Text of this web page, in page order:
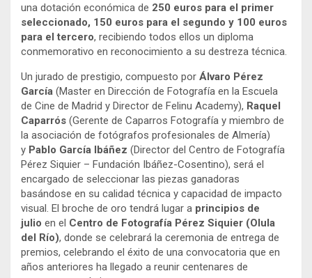
una dotación económica de 250 euros para el primer
seleccionado, 150 euros para el segundo y 100 euros
para el tercero, recibiendo todos ellos un diploma
conmemorativo en reconocimiento a su destreza técnica.
Un jurado de prestigio, compuesto por Álvaro Pérez
García (Master en Dirección de Fotografía en la Escuela
de Cine de Madrid y Director de Felinu Academy), Raquel
Caparrós (Gerente de Caparros Fotografía y miembro de
la asociación de fotógrafos profesionales de Almería)
y Pablo García Ibáñez (Director del Centro de Fotografía
Pérez Siquier – Fundación Ibáñez-Cosentino), será el
encargado de seleccionar las piezas ganadoras
basándose en su calidad técnica y capacidad de impacto
visual. El broche de oro tendrá lugar a principios de
julio en el Centro de Fotografía Pérez Siquier (Olula
del Río), donde se celebrará la ceremonia de entrega de
premios, celebrando el éxito de una convocatoria que en
años anteriores ha llegado a reunir centenares de